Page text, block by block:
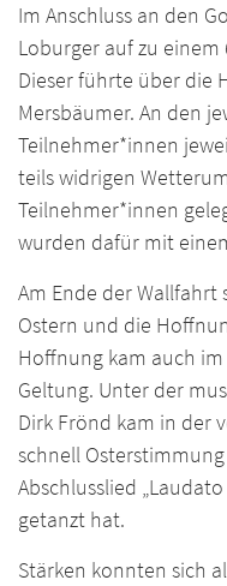
Im Anschluss an den
Loburger auf zu
Dieser führte über die
Mersbäumer. An den
Teilnehmer*innen
teils widrigen
Teilnehmer*innen
wurden dafür mit
Am Ende der
Ostern und die
Hoffnung kam auch
Geltung. Unter der
Dirk Frönd kam in der
schnell Osterstimmung
Abschlusslied
getanzt hat.
Stärken konnten sich